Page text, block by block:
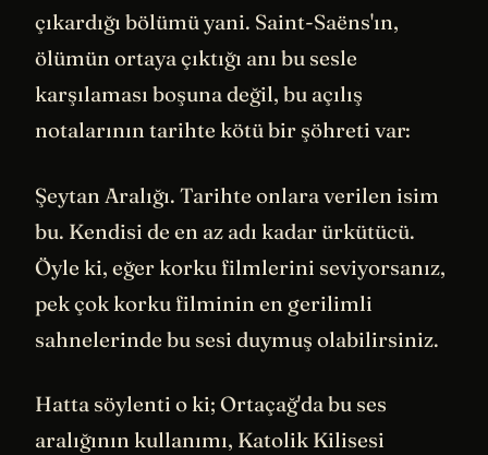
çıkardığı bölümü yani. Saint-Saëns'ın,
ölümün ortaya çıktığı anı bu sesle
karşılaması boşuna değil, bu açılış
notalarının tarihte kötü bir şöhreti var:
Şeytan Aralığı. Tarihte onlara verilen isim
bu. Kendisi de en az adı kadar ürkütücü.
Öyle ki, eğer korku filmlerini seviyorsanız,
pek çok korku filminin en gerilimli
sahnelerinde bu sesi duymuş olabilirsiniz.
Hatta söylenti o ki; Ortaçağ'da bu ses
aralığının kullanımı, Katolik Kilisesi